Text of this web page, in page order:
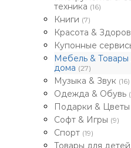
техника (16)
Книги (7)
Красота &
Купонные
Мебель & Товары
дома (27)
Музыка & Звук (16)
Одежда & Обувь
Подарки & Цветы
Софт & Игры (9)
Спорт (19)
Товары для детей